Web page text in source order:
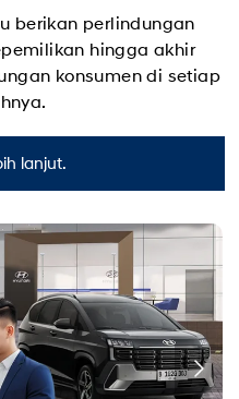
berikan perlindungan
hingga akhir
konsumen di setiap
lanjut.